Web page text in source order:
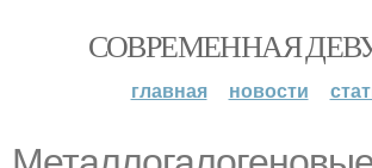
СОВРЕМЕННАЯ
главная новости